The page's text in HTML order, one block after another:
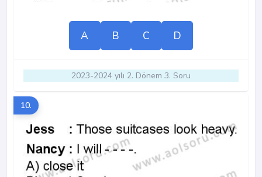
A B C D
2023-2024 yılı 2. Dönem 3. Soru
10.